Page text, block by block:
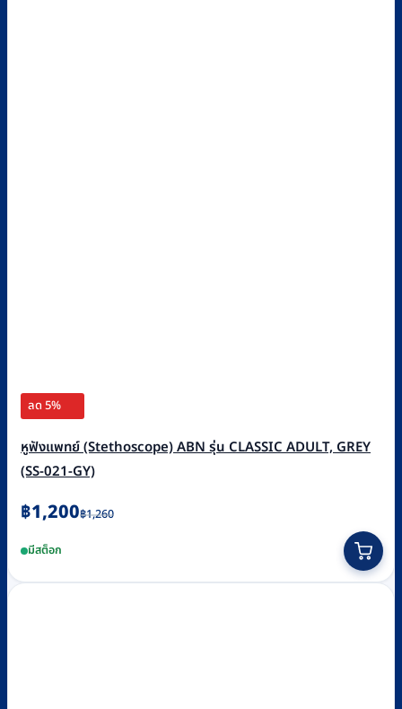
ลด 5%
หูฟังแพทย์ (Stethoscope) ABN รุ่น CLASSIC ADULT, GREY
(SS-021-GY)
฿1,260
Original
was:
฿1,260.
฿1,200
Current
is:
฿1,200.
มีสต็อก